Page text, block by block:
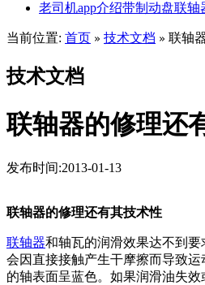
老司机app介绍带制动盘联轴
当前位置: 首页 » 技术文档 » 联轴
技术文档
联轴器的修理还
发布时间:2013-01-13
联轴器的修理还有其技术性
联轴器和轴瓦的润滑效果达不到要
会因直接接触产生干摩擦而导致运动
的轴表面呈蓝色。如果润滑油失